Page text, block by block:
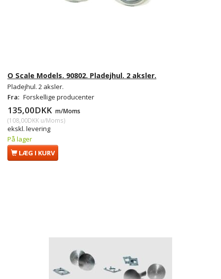
O Scale Models. 90802. Pladejhul. 2 aksler.
Pladejhul. 2 aksler.
Fra: Forskellige producenter
135,00DKK m/Moms
(108,00DKK u/Moms)
ekskl. levering
På lager
LÆG I KURV